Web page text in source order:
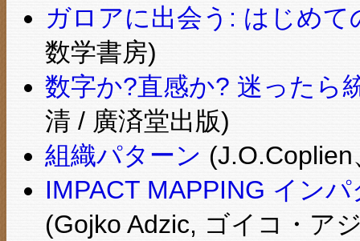
ガロアに出会う: はじめて
数学書房)
数字か?直感か? 迷ったら
清 / 廣済堂出版)
組織パターン
IMPACT MAPPING イン
(Gojko Adzic, ゴイコ・ア